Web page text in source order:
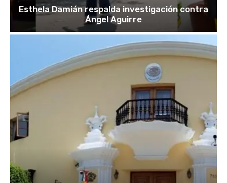
Esthela Damián respalda investigación contra
Ángel Aguirre